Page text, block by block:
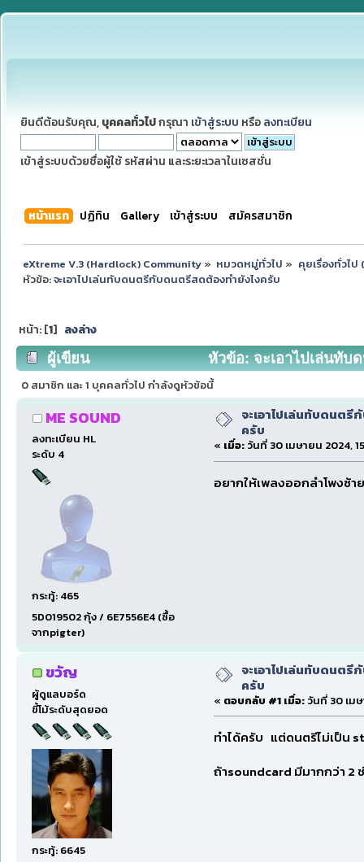
ยินดีต้อนรับคุณ, บุคคลทั่วไปกรุณา เข้าสู่ระบบ หรือ ลงทะเบียน
เข้าสู่ระบบด้วยชื่อผู้ใช้ รหัสผ่าน และระยะเวลาในเซสชั่น
หน้าแรก ปฏิทิน Gallery เข้าสู่ระบบ สมัครสมาชิก
eXtreme V.3 (Hardlock) Community» หมวดหมู่ทั่วไป » คุยเรื่องทั่วไป
หัวข้อ:จะเอาไปเล่นทับดนตรีกับดนตรีสดต้องทำยังไงครับ
หน้า: [1] ลงล่าง
ผู้เขียน หัวข้อ: จะเอาไปเล่นทับ
0 สมาชิก และ 1 บุคคลทั่วไป กำลังดูหัวข้อนี้
ME SOUND
ลงทะเบียน HL
ระดับ 4
กระทู้: 465
5D019502 กุ้ง / 6E7556E4 (ซื้อ
จากpigter)
จะเอาไปเล่นทับดนต
ครับ
« เมื่อ: วันที่ 30 เมษายน 2024,
อยากให้เพลงออกลำโพงซ้า
ขวัญ
ผู้ดูแลบอร์ด
ขี้โม้ระดับสุดยอด
กระทู้: 6645
จะเอาไปเล่นทับดนต
ครับ
« ตอบกลับ #1 เมื่อ: วันที่ 30 เม
ทำได้ครับ แต่ดนตรีไม่เป็น
ถ้าsoundcard มีมากกว่า 2